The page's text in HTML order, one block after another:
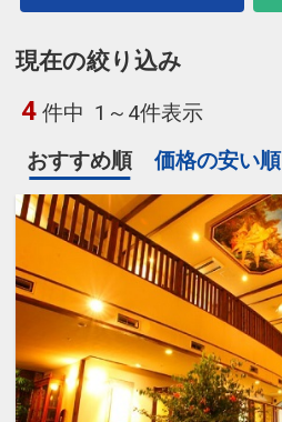
現在の絞り込み
4 件中 1～4件表示
おすすめ順
価格の安い順